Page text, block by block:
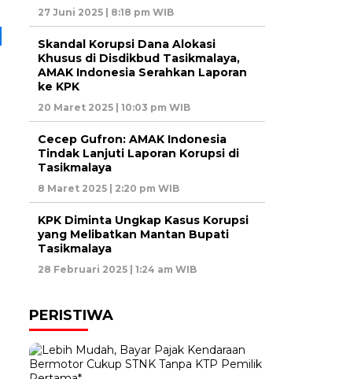
27 Juni 2025 | 8:18 pm WIB
Skandal Korupsi Dana Alokasi
Khusus di Disdikbud Tasikmalaya,
AMAK Indonesia Serahkan Laporan
ke KPK
20 Maret 2025 | 10:03 pm WIB
Cecep Gufron: AMAK Indonesia
Tindak Lanjuti Laporan Korupsi di
Tasikmalaya
8 Maret 2025 | 2:20 pm WIB
KPK Diminta Ungkap Kasus Korupsi
yang Melibatkan Mantan Bupati
Tasikmalaya
28 Februari 2025 | 1:24 am WIB
PERISTIWA